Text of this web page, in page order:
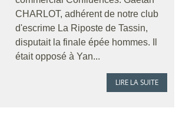
CHARLOT, adhérent de notre club
d'escrime La Riposte de Tassin,
disputait la finale épée hommes. Il
était opposé à Yan...
LIRE LA SUITE